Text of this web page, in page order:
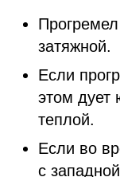
затяжной.
Если
этом дует
теплой.
Если во
с